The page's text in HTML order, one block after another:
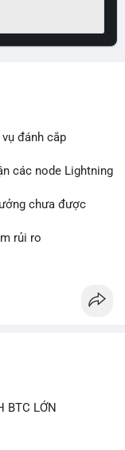
đánh cắp
các node Lightning
chưa được
rủi ro
BTC LỚN